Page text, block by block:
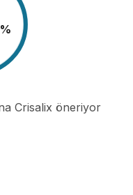
%
Crisalix öneriyor